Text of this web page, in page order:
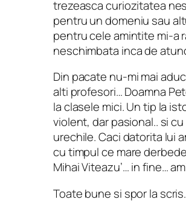
trezeasca curiozitatea
pentru un domeniu sau
pentru cele amintite mi-a
neschimbata inca de
Din pacate nu-mi mai
alti profesori… Doamna
la clasele mici. Un tip la
violent, dar pasional.. si
urechile. Caci datorita lui
cu timpul ce mare
Mihai Viteazu’… in fine…
Toate bune si spor la